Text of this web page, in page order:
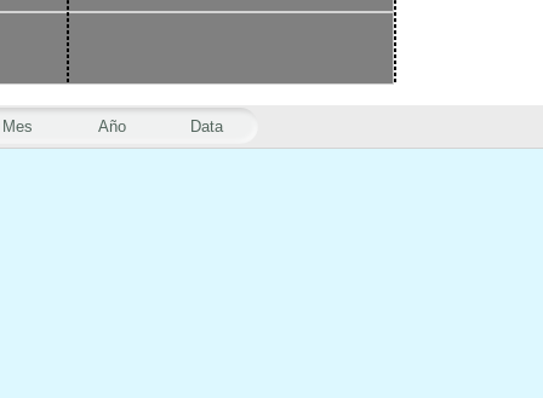
Mes Año Data